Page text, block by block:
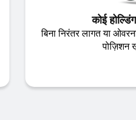
कोई
बिना निरंतर लागत या
पोज़िशन